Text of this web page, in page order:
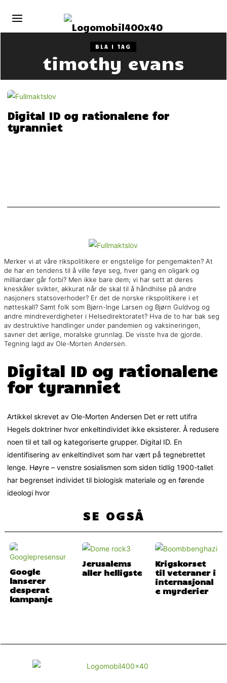
BLA I TAG
timothy evans
Digital ID og rationalene for
tyranniet
Merker vi at våre rikspolitikere er engstelige for pengemakten? At
de har en tendens til å ville føye seg, hver gang en oligark og
milliardær går forbi? Men ikke bare dem; vi har sett at deres
kneskåler svikter, akkurat når de skal til å håndhilse på andre
nasjoners statsoverhoder? Er det de norske rikspolitikere i et
nøtteskall? Samt folk som Bjørn-Inge Larsen og Bjørn Guldvog og
andre mindreverdigheter i Helsedirektoratet? Hva de to har bak seg
av destruktive handlinger under pandemien og vaksineringen,
savner det ærlige, moralske grunnlag. De visste hva de gjorde.
Tegning lagd av Ole-Morten Andersen.
Digital ID og rationalene
for tyranniet
Artikkel skrevet av Ole-Morten Andersen Det er rett utifra
Hegels doktriner hvor enkeltindividet ikke eksisterer. Å redusere
noen til et tall og kategoriserte grupper. Digital ID. En
identifisering av enkeltindivet som har vært på tegnebrettet
lenge. Høyre – venstre sosialismen som siden tidlig 1900-tallet
har begrenset individet til biologisk materiale og en førende
ideologi hvor
SE OGSÅ
Google
lanserer
desperat
kampanje
Jerusalems
aller helligste
Krigskorset
til veteraner i
internasjonal
e myrderier